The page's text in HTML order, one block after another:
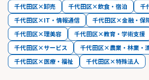
千代田区×卸売
千代田区×飲食・宿泊
千
千代田区×IT・情報通信
千代田区×金融・保
千代田区×理美容
千代田区×教育・学術支援
千代田区×サービス
千代田区×農業・林業・
千代田区×医療・福祉
千代田区×特殊法人